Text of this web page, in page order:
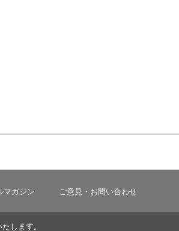
マガジン ご意見・お問い合わせ
します。